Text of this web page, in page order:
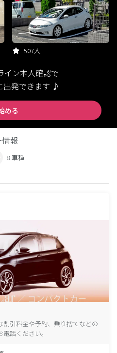
507人
イン本人確認で
出発できます ♪
める
報
8 車種
割引料金や予約、乗り捨てなどの
話ください。